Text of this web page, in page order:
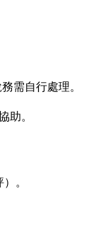
需自行處理。
助。
）。